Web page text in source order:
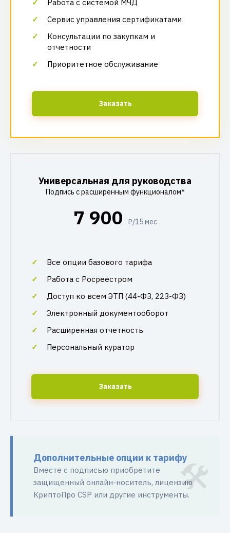
Работа с системой МЧД
Сервис управления сертификатами
Консультации по закупкам и
отчетности
Приоритетное обслуживание
Заказать
Универсальная для руководства
Подпись с расширенным функционалом*
7 900 ₽/15 мес
Все опции базового тарифа
Работа с Росреестром
Доступ ко всем ЭТП (44-ФЗ, 223-ФЗ)
Электронный документооборот
Расширенная отчетность
Персональный куратор
Заказать
Дополнительные опции к тарифу
Вместе с подписью приобретите
защищенный онлайн-носитель, лицензию
КриптоПро CSP или другие инструменты.